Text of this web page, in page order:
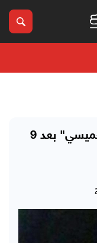
الحوثيون يفرجون عن "أسماء العميسي" بعد 9